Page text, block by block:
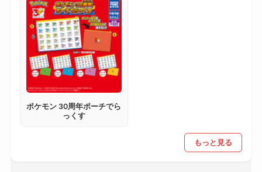
ポケモン 30周年ポーチでら
っくす
もっと見る